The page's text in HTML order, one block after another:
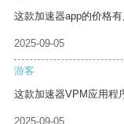
这款加速器app的价格
2025-09-05
游客
这款加速器VPM应用程
2025-09-05